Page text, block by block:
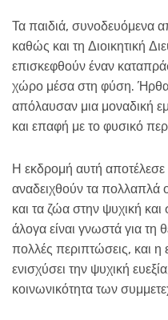
Τα παιδιά, συνοδευόμενα
καθώς και τη Διοικητική
επισκεφθούν έναν
χώρο μέσα στη φύση.
απόλαυσαν μια μοναδική
και επαφή με το φυσικό
Η εκδρομή αυτή αποτέλεσε
αναδειχθούν τα πολλαπλά
και τα ζώα στην ψυχική και
άλογα είναι γνωστά για τη
πολλές περιπτώσεις, και
ενισχύσει την ψυχική
κοινωνικότητα των